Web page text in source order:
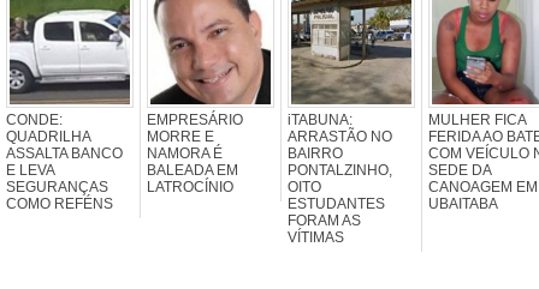
CONDE:
QUADRILHA
ASSALTA BANCO
E LEVA
SEGURANÇAS
COMO REFÉNS
EMPRESÁRIO
MORRE E
NAMORA É
BALEADA EM
LATROCÍNIO
iTABUNA:
ARRASTÃO NO
BAIRRO
PONTALZINHO,
OITO
ESTUDANTES
FORAM AS
VÍTIMAS
MULHER FICA
FERIDA AO
COM VEÍCULO
SEDE DA
CANOAGEM EM
UBAITABA